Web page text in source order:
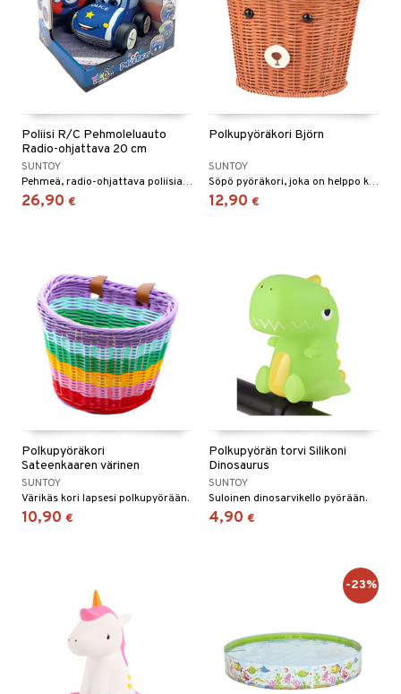
Poliisi R/C Pehmoleluauto
Radio-ohjattava 20 cm
SUNTOY
Pehmeä, radio-ohjattava poliisiauto äänillä.
26,90 €
Polkupyöräkori Björn
SUNTOY
Söpö pyöräkori, joka on helppo kiinnittää.
12,90 €
Polkupyöräkori
Sateenkaaren värinen
SUNTOY
Värikäs kori lapsesi polkupyörään.
10,90 €
Polkupyörän torvi Silikoni
Dinosaurus
SUNTOY
Suloinen dinosarvikello pyörään.
4,90 €
-23%